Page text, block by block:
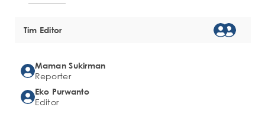
Tim Editor
Maman Sukirman
Reporter
Eko Purwanto
Editor